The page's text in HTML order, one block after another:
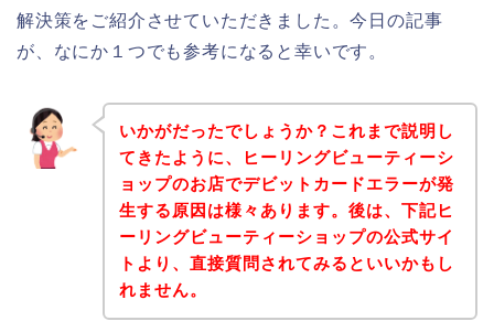
解決策をご紹介させていただきました。今日の記事
が、なにか１つでも参考になると幸いです。
いかがだったでしょうか？これまで説明し
てきたように、ヒーリングビューティーシ
ョップのお店でデビットカードエラーが発
生する原因は様々あります。後は、下記ヒ
ーリングビューティーショップの公式サイ
トより、直接質問されてみるといいかもし
れません。